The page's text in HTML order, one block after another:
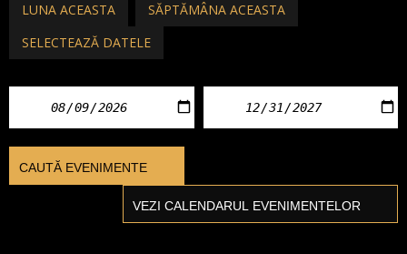
LUNA ACEASTA
SĂPTĂMÂNA ACEASTA
SELECTEAZĂ DATELE